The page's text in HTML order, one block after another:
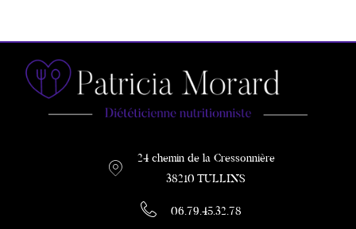
24 chemin de la Cressonnière
38210 TULLINS
06.79.45.32.78